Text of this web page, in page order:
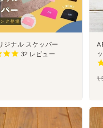
ジナル スケッパー
32 レビュー
通
格